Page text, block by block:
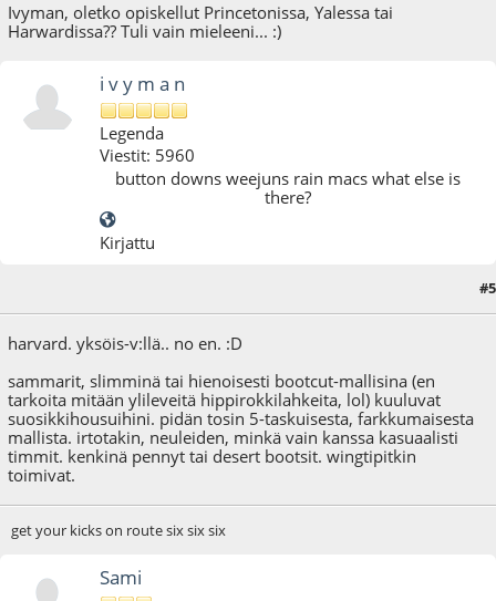
Ivyman, oletko opiskellut Princetonissa, Yalessa tai
Harwardissa?? Tuli vain mieleeni... :)
i v y m a n
Legenda
Viestit: 5960
button downs weejuns rain macs what else is
there?
Kirjattu
#5
harvard. yksöis-v:llä.. no en. :D
sammarit, slimminä tai hienoisesti bootcut-mallisina (en
tarkoita mitään ylileveitä hippirokkilahkeita, lol) kuuluvat
suosikkihousuihini. pidän tosin 5-taskuisesta, farkkumaisesta
mallista. irtotakin, neuleiden, minkä vain kanssa kasuaalisti
timmit. kenkinä pennyt tai desert bootsit. wingtipitkin
toimivat.
get your kicks on route six six six
Sami